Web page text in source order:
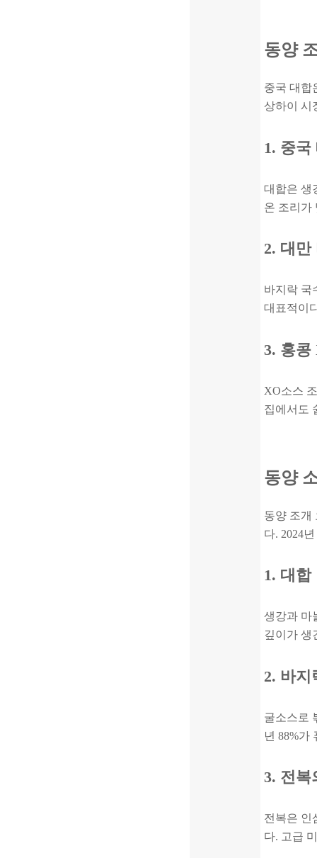
동양
중국 대합
상하이 시
1. 중국
대합은 생
온 조리가
2. 대만
바지락 국
대표적이
3. 홍콩
XO소스
집에서도
동양
동양 조개
다. 2024
1. 대합
생강과 마
깊이가 생
2. 바지
굴소스로
년 88%가
3. 전복
전복은 인
다. 고급